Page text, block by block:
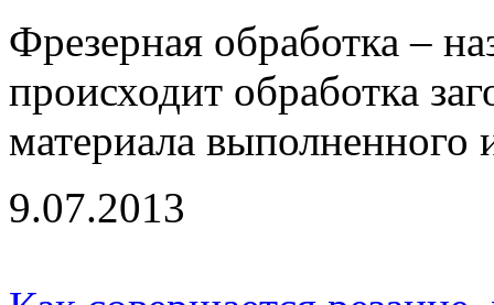
Фрезерная обработка –
происходит обработка
материала выполненного
9.07.2013